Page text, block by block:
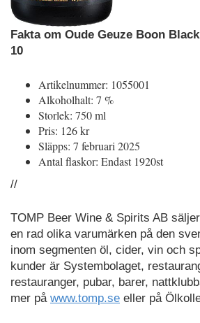
Fakta om Oude Geuze Boon
10
Artikelnummer: 1055001
Alkoholhalt: 7 %
Storlek: 750 ml
Pris: 126 kr
Släpps: 7 februari 2025
Antal flaskor: Endast 1920st
//
TOMP Beer Wine & Spirits AB
en rad olika varumärken på den
inom segmenten öl, cider, vin och
kunder är Systembolaget,
restauranger, pubar, barer,
mer på www.tomp.se eller på